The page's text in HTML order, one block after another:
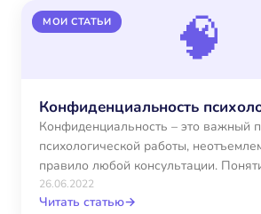
🧠
МОИ СТАТЬИ
Конфиденциальность
Конфиденциальность – это важный
психологической работы,
правило любой консультации.
конфиденциальность относится не к
сфере психологии…
26.06.2022
Читать статью→